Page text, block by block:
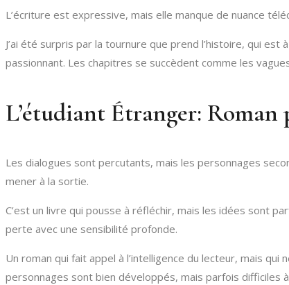
L’écriture est expressive, mais elle manque de nuance
J’ai été surpris par la tournure que prend l’histoire, qui
passionnant. Les chapitres se succèdent comme les
L’étudiant Étranger: Roman
Les dialogues sont percutants, mais les personnages
mener à la sortie.
C’est un livre qui pousse à réfléchir, mais les idées sont
perte avec une sensibilité profonde.
Un roman qui fait appel à l’intelligence du lecteur, mais
personnages sont bien développés, mais parfois difficiles